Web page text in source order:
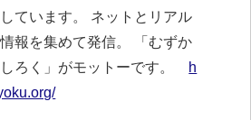
ています。 ネットとリアル
報を集めて発信。 「むずか
ろく」がモットーです。 h